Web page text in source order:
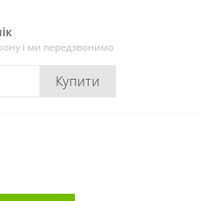
і ми передзвонимо
Купити